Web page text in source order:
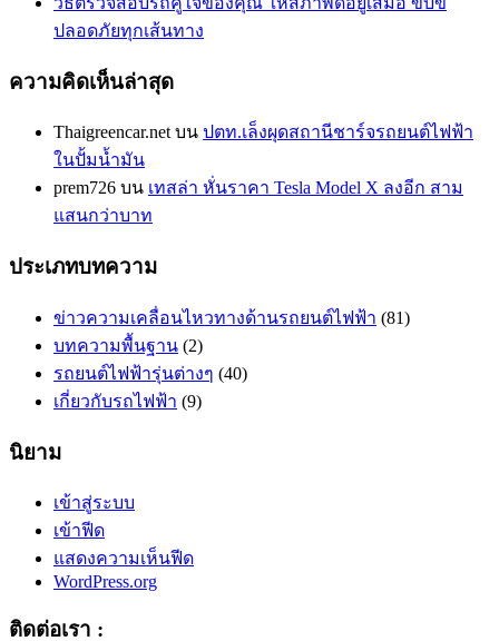
ปลอดภัยทุกเส้นทาง
ความคิดเห็นล่าสุด
Thaigreencar.netบน ปตท.เล็งผุดสถานีชาร์จรถยนต์ไฟฟ้า
ในปั้มน้ำมัน
prem726 บน เทสล่า หั่นราคา Tesla Model X ลงอีก สาม
แสนกว่าบาท
ประเภทบทความ
ข่าวความเคลื่อนไหวทางด้านรถยนต์ไฟฟ้า (81)
บทความพื้นฐาน (2)
รถยนต์ไฟฟ้ารุ่นต่างๆ (40)
เกี่ยวกับรถไฟฟ้า (9)
นิยาม
เข้าสู่ระบบ
เข้าฟีด
แสดงความเห็นฟีด
WordPress.org
ติดต่อเรา :